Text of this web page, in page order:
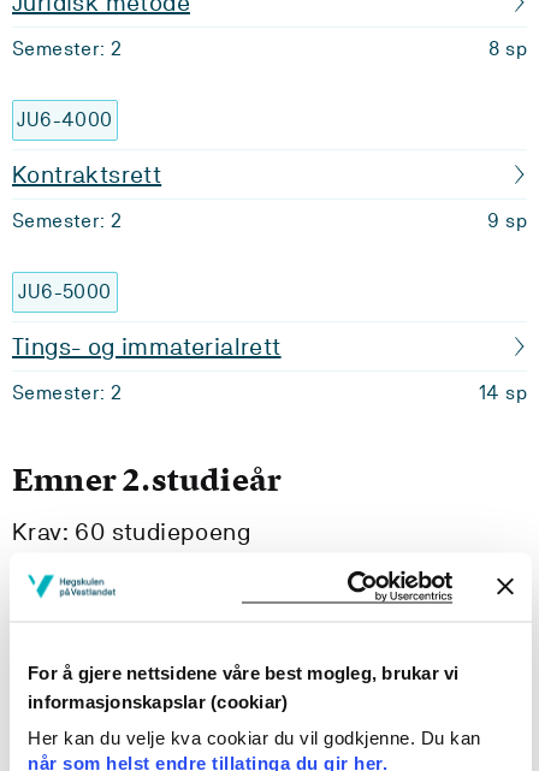
For å gjere nettsidene våre best mogleg, brukar vi
informasjonskapslar (cookiar)
Her kan du velje kva cookiar du vil godkjenne. Du kan
når som helst endre tillatinga du gir her.
Semester: 2 8 sp
JU6-4000
Kontraktsrett
Semester: 2 9 sp
JU6-5000
Tings- og immaterialrett
Semester: 2 14 sp
Emner 2.studieår
Krav: 60 studiepoeng
BØA111
Matematikk for økonomar